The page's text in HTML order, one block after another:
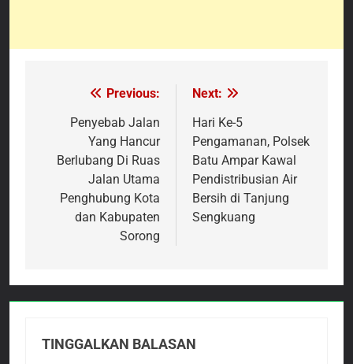
Navigasi
pos
Previous:
Penyebab Jalan
Yang Hancur
Berlubang Di Ruas
Jalan Utama
Penghubung Kota
dan Kabupaten
Sorong
Next:
Hari Ke-5
Pengamanan, Polsek
Batu Ampar Kawal
Pendistribusian Air
Bersih di Tanjung
Sengkuang
TINGGALKAN BALASAN